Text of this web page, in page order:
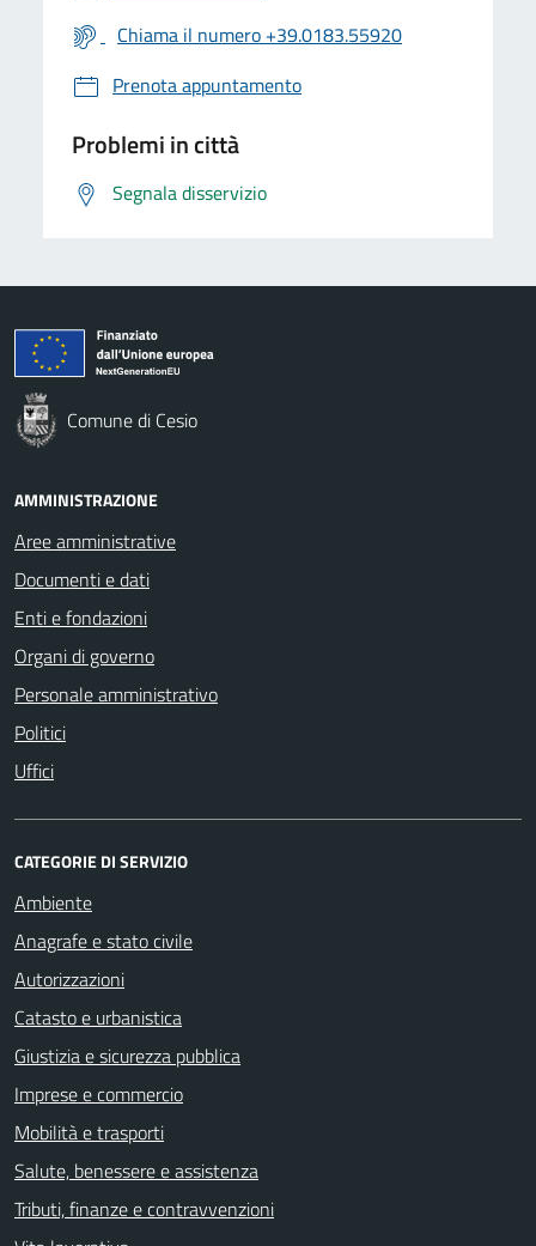
Chiama il numero +39.0183.55920
Prenota appuntamento
Problemi in città
Segnala disservizio
Comune di Cesio
AMMINISTRAZIONE
Aree amministrative
Documenti e dati
Enti e fondazioni
Organi di governo
Personale amministrativo
Politici
Uffici
CATEGORIE DI SERVIZIO
Ambiente
Anagrafe e stato civile
Autorizzazioni
Catasto e urbanistica
Giustizia e sicurezza pubblica
Imprese e commercio
Mobilità e trasporti
Salute, benessere e assistenza
Tributi, finanze e contravvenzioni